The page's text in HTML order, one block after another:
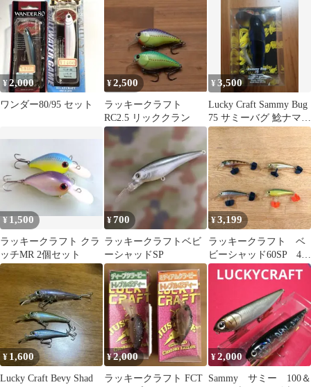
¥2,000
ワンダー80/95 セット
¥2,500
ラッキークラフト
RC2.5 リッククラン
¥3,500
Lucky Craft Sammy Bug
75 サミーバグ 鯰ナマズ
用ルアー
¥ 1,500
ラッキークラフト クラ
ッチMR 2個セット
¥700
ラッキークラフトベビ
ーシャッドSP
¥3,199
ラッキークラフト ベ
ビーシャッド60SP 4個
セット
¥ 1,600
Lucky Craft Bevy Shad
¥2,000
ラッキークラフト FCT
¥2,000
Sammy サミー 100＆